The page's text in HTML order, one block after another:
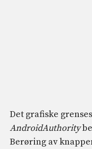
Det grafiske
AndroidAuthority
Berøring av